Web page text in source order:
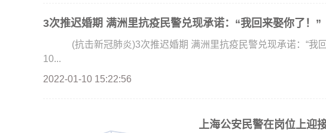
3次推迟婚期 满洲里抗疫民警兑现承诺：“我回来娶你了！”
(抗击新冠肺炎)3次推迟婚期 满洲里抗疫民警兑现承诺：“
10...
2022-01-10 15:22:56
上海公安民警在岗位上迎